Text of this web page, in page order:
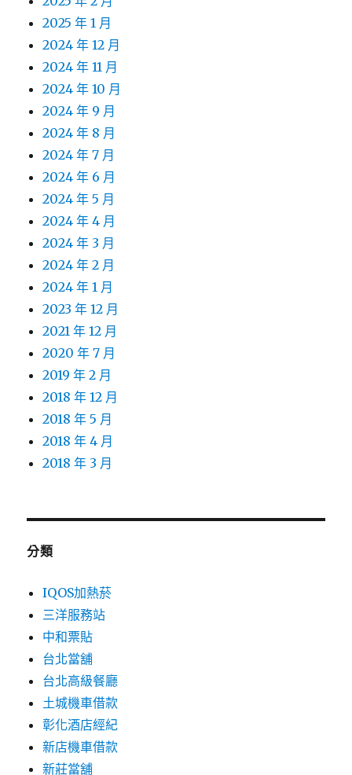
2025 年 1 月
2024 年 12 月
2024 年 11 月
2024 年 10 月
2024 年 9 月
2024 年 8 月
2024 年 7 月
2024 年 6 月
2024 年 5 月
2024 年 4 月
2024 年 3 月
2024 年 2 月
2024 年 1 月
2023 年 12 月
2021 年 12 月
2020 年 7 月
2019 年 2 月
2018 年 12 月
2018 年 5 月
2018 年 4 月
2018 年 3 月
分類
IQOS加熱菸
三洋服務站
中和票貼
台北當舖
台北高級餐廳
土城機車借款
彰化酒店經紀
新店機車借款
新莊當舖